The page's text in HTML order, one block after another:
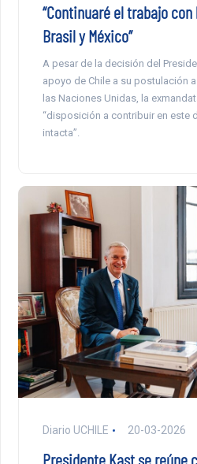
“Continuaré el trabajo
Brasil y México”
A pesar de la decisión del
apoyo de Chile a su postulación
las Naciones Unidas, la
“disposición a contribuir en este
intacta”.
Diario UCHILE 20-03-2026
Presidente Kast se reúne